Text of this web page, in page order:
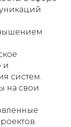
и
систем.
на свои